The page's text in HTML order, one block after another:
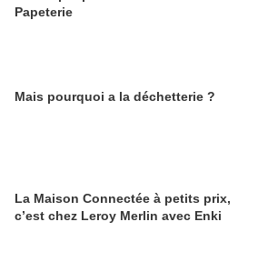
Papeterie
Mais pourquoi a la déchetterie ?
La Maison Connectée à petits prix,
c’est chez Leroy Merlin avec Enki